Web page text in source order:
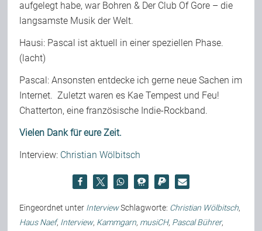
aufgelegt habe, war Bohren & Der Club Of Gore – die
langsamste Musik der Welt.
Hausi: Pascal ist aktuell in einer speziellen Phase.
(lacht)
Pascal: Ansonsten entdecke ich gerne neue Sachen im
Internet. Zuletzt waren es Kae Tempest und Feu!
Chatterton, eine französische Indie-Rockband.
Vielen Dank für eure Zeit.
Interview: Christian Wölbitsch
Eingeordnet unter InterviewSchlagworte: Christian Wölbitsch,
Haus Naef, Interview, Kammgarn, musiCH, Pascal Bührer,